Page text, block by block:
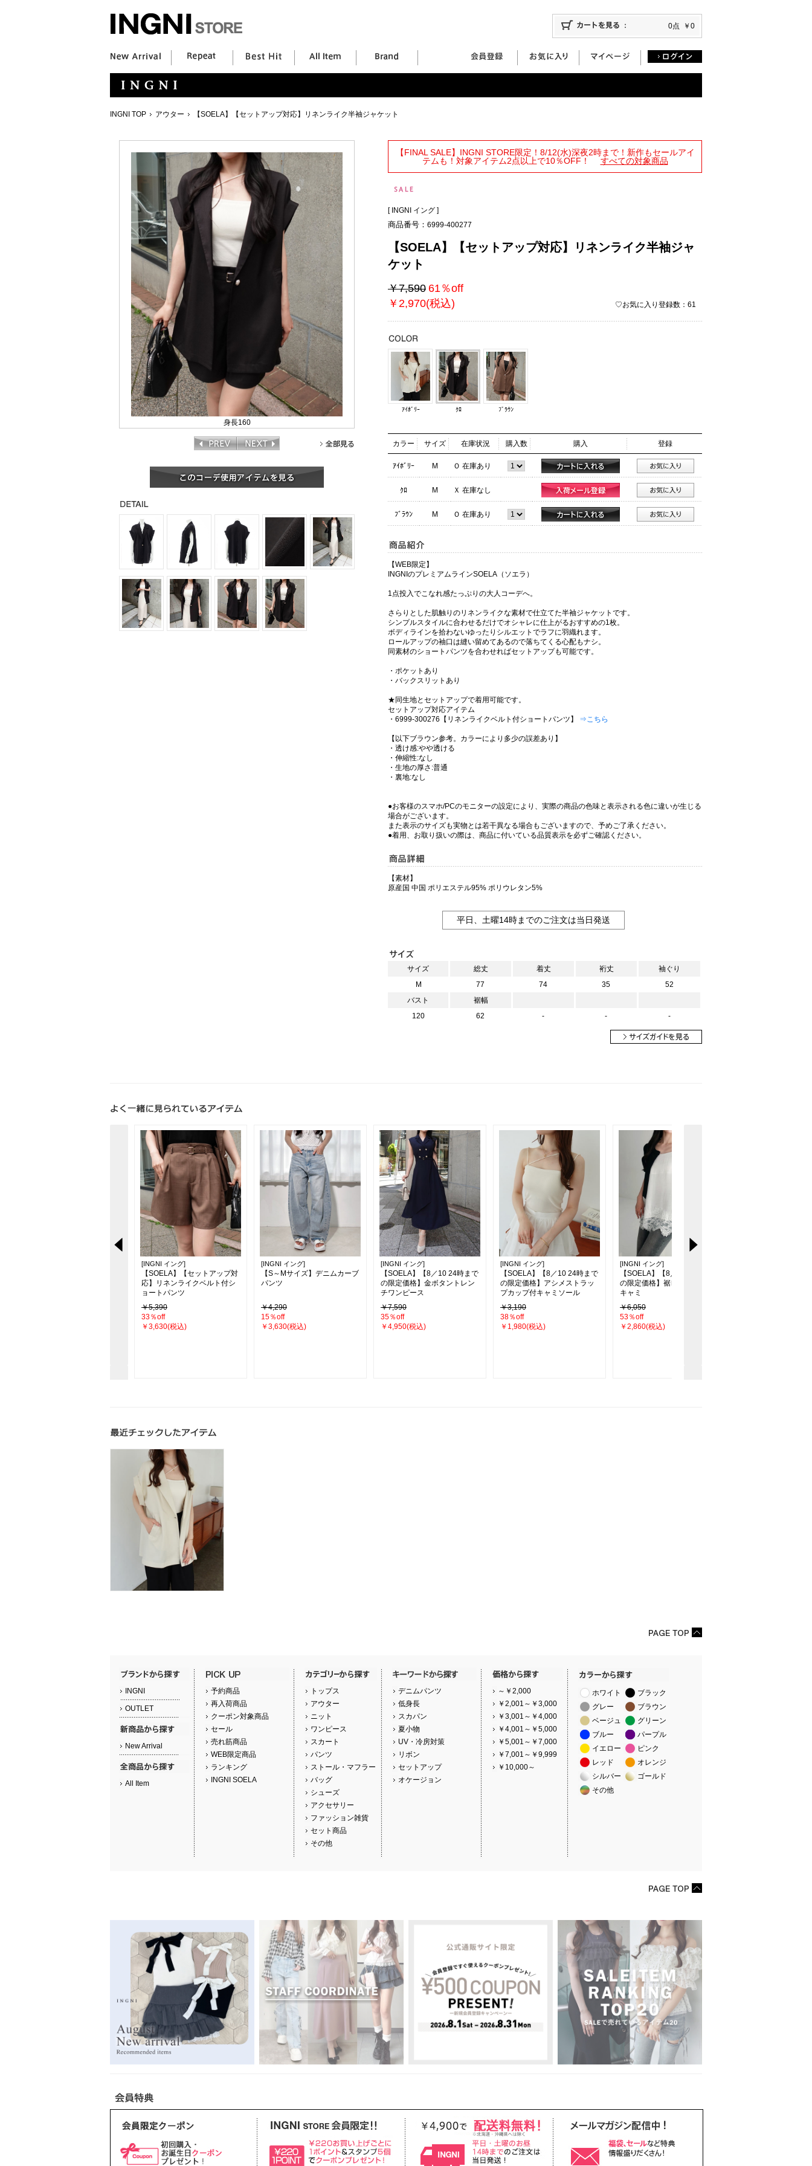
0点 ￥0
INGNI TOP アウター 【SOELA】【セットアップ対応】リネンライク半袖ジャケット
身長160
【FINAL SALE】INGNI STORE限定！8/12(水)深夜2時まで！新作もセールアイ
テムも！対象アイテム2点以上で10％OFF！
すべての対象商品
[ INGNI イング ]
商品番号： 6999-400277
【SOELA】【セットアップ対応】リネンライク半袖ジャ
ケット
￥7,590 61％off
￥2,970(税込)
♡お気に入り登録数：61
ｱｲﾎﾞﾘｰ ｸﾛ ﾌﾞﾗｳﾝ
カラー サイズ 在庫状況 購入数 購入 登録
ｱｲﾎﾞﾘｰ M Ｏ 在庫あり
ｸﾛ M Ｘ 在庫なし
ﾌﾞﾗｳﾝ M Ｏ 在庫あり
【WEB限定】
INGNIのプレミアムラインSOELA（ソエラ）
1点投入でこなれ感たっぷりの大人コーデへ。
さらりとした肌触りのリネンライクな素材で仕立てた半袖ジャケットです。
シンプルスタイルに合わせるだけでオシャレに仕上がるおすすめの1枚。
ボディラインを拾わないゆったりシルエットでラフに羽織れます。
ロールアップの袖口は縫い留めてあるので落ちてくる心配もナシ。
同素材のショートパンツを合わせればセットアップも可能です。
・ポケットあり
・バックスリットあり
★同生地とセットアップで着用可能です。
セットアップ対応アイテム
・6999-300276【リネンライクベルト付ショートパンツ】 ⇒こちら
【以下ブラウン参考。カラーにより多少の誤差あり】
・透け感:やや透ける
・伸縮性:なし
・生地の厚さ:普通
・裏地:なし
●お客様のスマホ/PCのモニターの設定により、実際の商品の色味と表示される色に違いが生じる
場合がございます。
また表示のサイズも実物とは若干異なる場合もございますので、予めご了承ください。
●着用、お取り扱いの際は、商品に付いている品質表示を必ずご確認ください。
【素材】
原産国 中国 ポリエステル95% ポリウレタン5%
平日、土曜14時までのご注文は当日発送
サイズ 総丈 着丈 裄丈
袖ぐり
M
77 74 35
52
バスト
裾幅
120
62 - - -
[INGNI イング]
【SOELA】【セットアップ対
応】リネンライクベルト付シ
ョートパンツ
￥5,390
33％off
￥3,630(税込)
[INGNI イング]
【S～Mサイズ】デニムカーブ
パンツ
￥4,290
15％off
￥3,630(税込)
[INGNI イング]
【SOELA】【8／10 24時まで
の限定価格】金ボタントレン
チワンピース
￥7,590
35％off
￥4,950(税込)
[INGNI イング]
【SOELA】【8／10 24時まで
の限定価格】アシメストラッ
プカップ付キャミソール
￥3,190
38％off
￥1,980(税込)
[INGNI イング]
【SOELA】【8／10 24時まで
の限定価格】裾レースサテン
キャミ
￥6,050
53％off
￥2,860(税込)
INGNI
OUTLET
New Arrival
All Item
予約商品
再入荷商品
クーポン対象商品
セール
売れ筋商品
WEB限定商品
ランキング
INGNI SOELA
トップス
アウター
ニット
ワンピース
スカート
パンツ
ストール・マフラー
バッグ
シューズ
アクセサリー
ファッション雑貨
セット商品
その他
デニムパンツ
低身長
スカパン
夏小物
UV・冷房対策
リボン
セットアップ
オケージョン
～￥2,000
￥2,001～￥3,000
￥3,001～￥4,000
￥4,001～￥5,000
￥5,001～￥7,000
￥7,001～￥9,999
￥10,000～
ホワイト
ブラック
グレー
ブラウン
ベージュ
グリーン
ブルー
パープル
イエロー
ピンク
レッド
オレンジ
シルバー
ゴールド
その他